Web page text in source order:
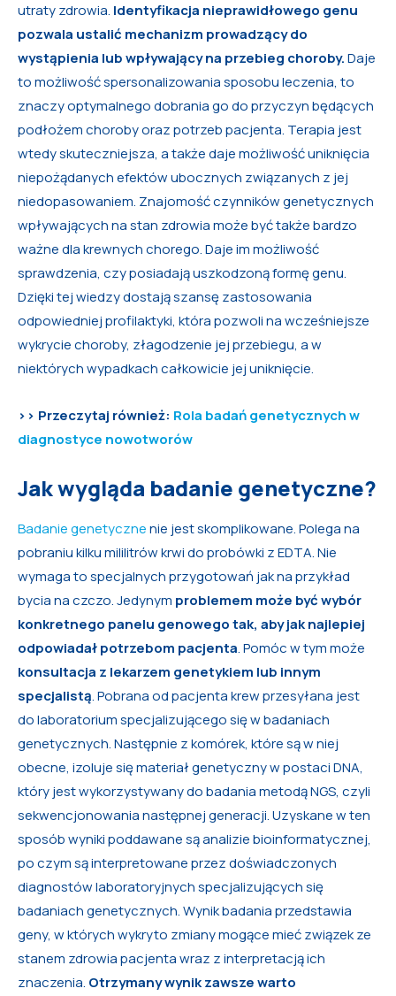
utraty zdrowia. Identyfikacja nieprawidłowego genu
pozwala ustalić mechanizm prowadzący do
wystąpienia lub wpływający na przebieg choroby.Daje
to możliwość spersonalizowania sposobu leczenia, to
znaczy optymalnego dobrania go do przyczyn będących
podłożem choroby oraz potrzeb pacjenta. Terapia jest
wtedy skuteczniejsza, a także daje możliwość uniknięcia
niepożądanych efektów ubocznych związanych z jej
niedopasowaniem. Znajomość czynników genetycznych
wpływających na stan zdrowia może być także bardzo
ważne dla krewnych chorego. Daje im możliwość
sprawdzenia, czy posiadają uszkodzoną formę genu.
Dzięki tej wiedzy dostają szansę zastosowania
odpowiedniej profilaktyki, która pozwoli na wcześniejsze
wykrycie choroby, złagodzenie jej przebiegu, a w
niektórych wypadkach całkowicie jej uniknięcie.
>> Przeczytaj również: Rola badań genetycznych w
diagnostyce nowotworów
Jak wygląda badanie genetyczne?
Badanie genetycznenie jest skomplikowane. Polega na
pobraniu kilku mililitrów krwi do probówki z EDTA. Nie
wymaga to specjalnych przygotowań jak na przykład
bycia na czczo. Jedynym problemem może być wybór
konkretnego panelu genowego tak, aby jak najlepiej
odpowiadał potrzebom pacjenta. Pomóc w tym może
konsultacja z lekarzem genetykiem lub innym
specjalistą. Pobrana od pacjenta krew przesyłana jest
do laboratorium specjalizującego się w badaniach
genetycznych. Następnie z komórek, które są w niej
obecne, izoluje się materiał genetyczny w postaci DNA,
który jest wykorzystywany do badania metodą NGS, czyli
sekwencjonowania następnej generacji. Uzyskane w ten
sposób wyniki poddawane są analizie bioinformatycznej,
po czym są interpretowane przez doświadczonych
diagnostów laboratoryjnych specjalizujących się
badaniach genetycznych. Wynik badania przedstawia
geny, w których wykryto zmiany mogące mieć związek ze
stanem zdrowia pacjenta wraz z interpretacją ich
znaczenia. Otrzymany wynik zawsze warto